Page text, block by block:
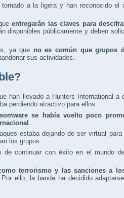
a la ligera y han reconocido el
entregarán las claves para
disponibles públicamente y deben
ya que no es común que grupos
sus actividades.
han llevado a Hunters International a
perdiendo atractivo para ellos.
se había vuelto poco
estaba dejando de ser virtual
los grupos.
continuar con éxito en el mundo
terrorismo y las sanciones a
Por ello, la banda ha decidido